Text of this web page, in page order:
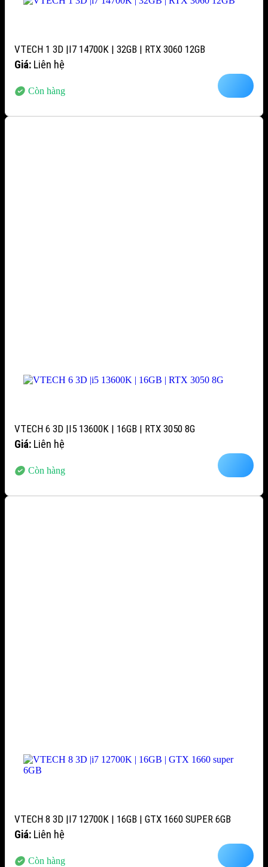
VTECH 1 3D |I7 14700K | 32GB | RTX 3060 12GB
Giá: Liên hệ
Còn hàng
VTECH 6 3D |I5 13600K | 16GB | RTX 3050 8G
Giá: Liên hệ
Còn hàng
VTECH 8 3D |I7 12700K | 16GB | GTX 1660 SUPER 6GB
Giá: Liên hệ
Còn hàng